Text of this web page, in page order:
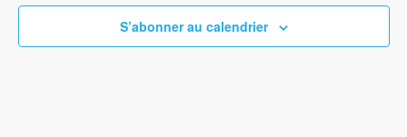
S’abonner au calendrier